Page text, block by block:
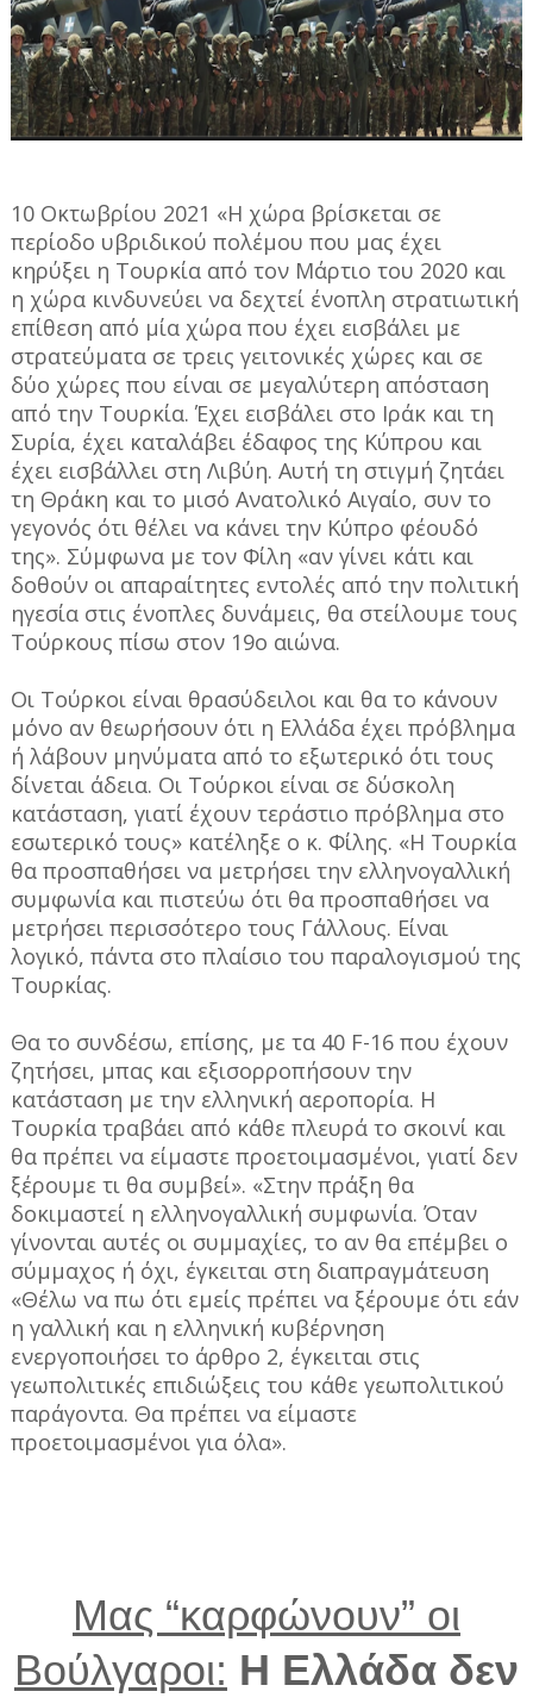
10 Οκτωβρίου 2021 «Η χώρα βρίσκεται σε
περίοδο υβριδικού πολέμου που μας έχει
κηρύξει η Τουρκία από τον Μάρτιο του 2020 και
η χώρα κινδυνεύει να δεχτεί ένοπλη στρατιωτική
επίθεση από μία χώρα που έχει εισβάλει με
στρατεύματα σε τρεις γειτονικές χώρες και σε
δύο χώρες που είναι σε μεγαλύτερη απόσταση
από την Τουρκία. Έχει εισβάλει στο Ιράκ και τη
Συρία, έχει καταλάβει έδαφος της Κύπρου και
έχει εισβάλλει στη Λιβύη. Αυτή τη στιγμή ζητάει
τη Θράκη και το μισό Ανατολικό Αιγαίο, συν το
γεγονός ότι θέλει να κάνει την Κύπρο φέουδό
της». Σύμφωνα με τον Φίλη «αν γίνει κάτι και
δοθούν οι απαραίτητες εντολές από την πολιτική
ηγεσία στις ένοπλες δυνάμεις, θα στείλουμε τους
Τούρκους πίσω στον 19ο αιώνα.
Οι Τούρκοι είναι θρασύδειλοι και θα το κάνουν
μόνο αν θεωρήσουν ότι η Ελλάδα έχει πρόβλημα
ή λάβουν μηνύματα από το εξωτερικό ότι τους
δίνεται άδεια. Οι Τούρκοι είναι σε δύσκολη
κατάσταση, γιατί έχουν τεράστιο πρόβλημα στο
εσωτερικό τους» κατέληξε ο κ. Φίλης. «Η Τουρκία
θα προσπαθήσει να μετρήσει την ελληνογαλλική
συμφωνία και πιστεύω ότι θα προσπαθήσει να
μετρήσει περισσότερο τους Γάλλους. Είναι
λογικό, πάντα στο πλαίσιο του παραλογισμού της
Τουρκίας.
Θα το συνδέσω, επίσης, με τα 40 F-16 που έχουν
ζητήσει, μπας και εξισορροπήσουν την
κατάσταση με την ελληνική αεροπορία. Η
Τουρκία τραβάει από κάθε πλευρά το σκοινί και
θα πρέπει να είμαστε προετοιμασμένοι, γιατί δεν
ξέρουμε τι θα συμβεί». «Στην πράξη θα
δοκιμαστεί η ελληνογαλλική συμφωνία. Όταν
γίνονται αυτές οι συμμαχίες, το αν θα επέμβει ο
σύμμαχος ή όχι, έγκειται στη διαπραγμάτευση
«Θέλω να πω ότι εμείς πρέπει να ξέρουμε ότι εάν
η γαλλική και η ελληνική κυβέρνηση
ενεργοποιήσει το άρθρο 2, έγκειται στις
γεωπολιτικές επιδιώξεις του κάθε γεωπολιτικού
παράγοντα. Θα πρέπει να είμαστε
προετοιμασμένοι για όλα».
Μας “καρφώνουν” οι
Βούλγαροι: Η Ελλάδα δεν